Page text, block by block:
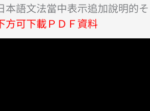
本語文法當中表示追加說明的
方可下載ＰＤＦ資料